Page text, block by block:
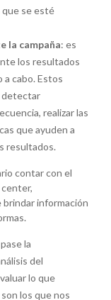
que se esté
la campaña: es
los resultados
a cabo. Estos
detectar
realizar las
que ayuden a
resultados.
contar con el
brindar información
la
del
lo que
los que nos